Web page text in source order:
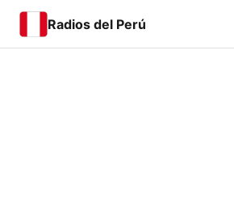
Radios del Perú